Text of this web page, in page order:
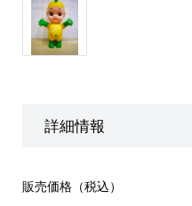
詳細情報
販売価格（税込）